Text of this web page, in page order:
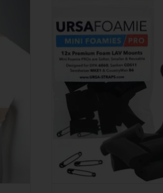
Mikrofonen (12
ZUM WARENKORB